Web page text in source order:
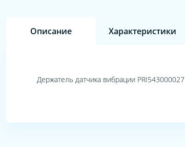
Описание Характеристики
Держатель датчика вибрации PRI543000027